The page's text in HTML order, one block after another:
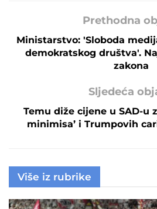
Prethodna
Ministarstvo: 'Sloboda
demokratskog društva'.
zakona
Sljedeća
Temu diže cijene u SAD-u
minimisa’ i Trumpovih
Više iz rubrike